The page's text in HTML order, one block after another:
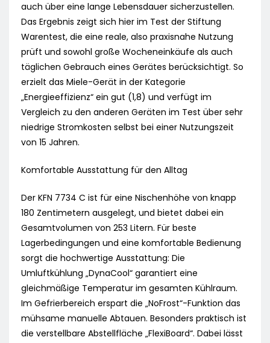
auch über eine lange Lebensdauer sicherzustellen.
Das Ergebnis zeigt sich hier im Test der Stiftung
Warentest, die eine reale, also praxisnahe Nutzung
prüft und sowohl große Wocheneinkäufe als auch
täglichen Gebrauch eines Gerätes berücksichtigt. So
erzielt das Miele-Gerät in der Kategorie
„Energieeffizienz“ ein gut (1,8) und verfügt im
Vergleich zu den anderen Geräten im Test über sehr
niedrige Stromkosten selbst bei einer Nutzungszeit
von 15 Jahren.
Komfortable Ausstattung für den Alltag
Der KFN 7734 C ist für eine Nischenhöhe von knapp
180 Zentimetern ausgelegt, und bietet dabei ein
Gesamtvolumen von 253 Litern. Für beste
Lagerbedingungen und eine komfortable Bedienung
sorgt die hochwertige Ausstattung: Die
Umluftkühlung „DynaCool“ garantiert eine
gleichmäßige Temperatur im gesamten Kühlraum.
Im Gefrierbereich erspart die „NoFrost“-Funktion das
mühsame manuelle Abtauen. Besonders praktisch ist
die verstellbare Abstellfläche „FlexiBoard“. Dabei lässt